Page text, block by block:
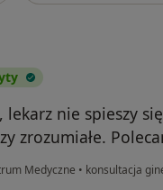
lekarz nie spieszy
zrozumiałe.
Medyczne • konsultacja